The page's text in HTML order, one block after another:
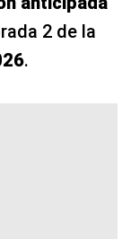
2 de la
.